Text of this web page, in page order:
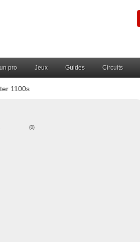
pro Jeux Guides Circuits
1100s
(0)